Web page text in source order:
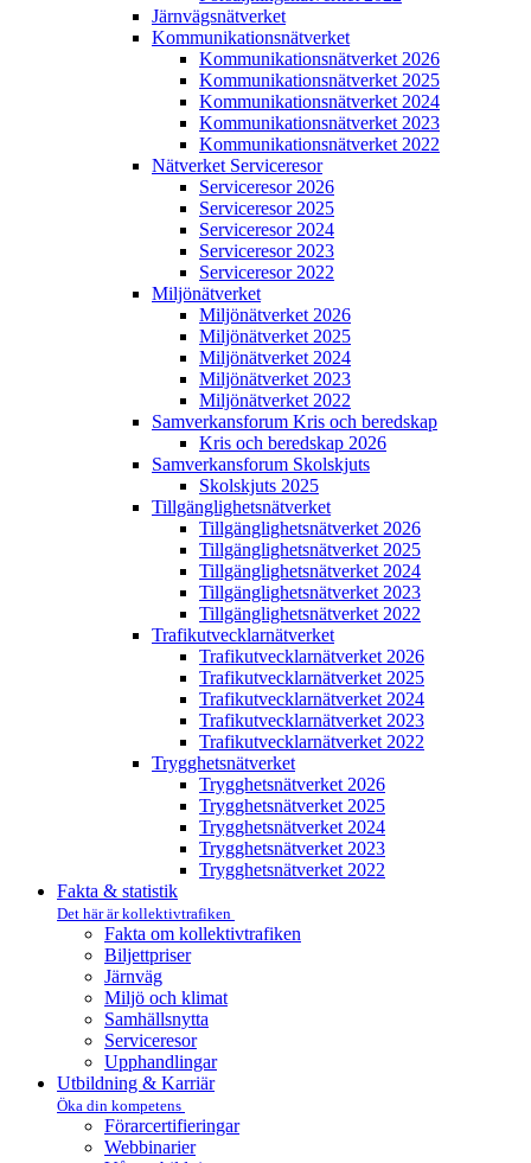
Järnvägs­nätverket
Kommunikations­nätverket
Kommunikations­nätverket 2026
Kommunikations­nätverket 2025
Kommunikations­nätverket 2024
Kommunikations­nätverket 2023
Kommunikations­nätverket 2022
Nätverket Serviceresor
Serviceresor 2026
Serviceresor 2025
Serviceresor 2024
Serviceresor 2023
Serviceresor 2022
Miljö­nätverket
Miljö­nätverket 2026
Miljö­nätverket 2025
Miljö­nätverket 2024
Miljö­nätverket 2023
Miljö­nätverket 2022
Samverkans­forum Kris och beredskap
Kris och beredskap 2026
Samverkans­forum Skolskjuts
Skolskjuts 2025
Tillgänglighets­nätverket
Tillgänglighets­nätverket 2026
Tillgänglighets­nätverket 2025
Tillgänglighets­nätverket 2024
Tillgänglighets­nätverket 2023
Tillgänglighets­nätverket 2022
Trafikutvecklar­nätverket
Trafikutvecklar­nätverket 2026
Trafikutvecklar­nätverket 2025
Trafikutvecklar­nätverket 2024
Trafikutvecklar­nätverket 2023
Trafikutvecklar­nätverket 2022
Trygghets­nätverket
Trygghets­nätverket 2026
Trygghets­nätverket 2025
Trygghets­nätverket 2024
Trygghets­nätverket 2023
Trygghets­nätverket 2022
Fakta & statistik
Det här är kollektivtrafiken
Fakta om kollektivtrafiken
Biljettpriser
Järnväg
Miljö och klimat
Samhällsnytta
Serviceresor
Upphandlingar
Utbildning & Karriär
Öka din kompetens
Förarcertifieringar
Webbinarier